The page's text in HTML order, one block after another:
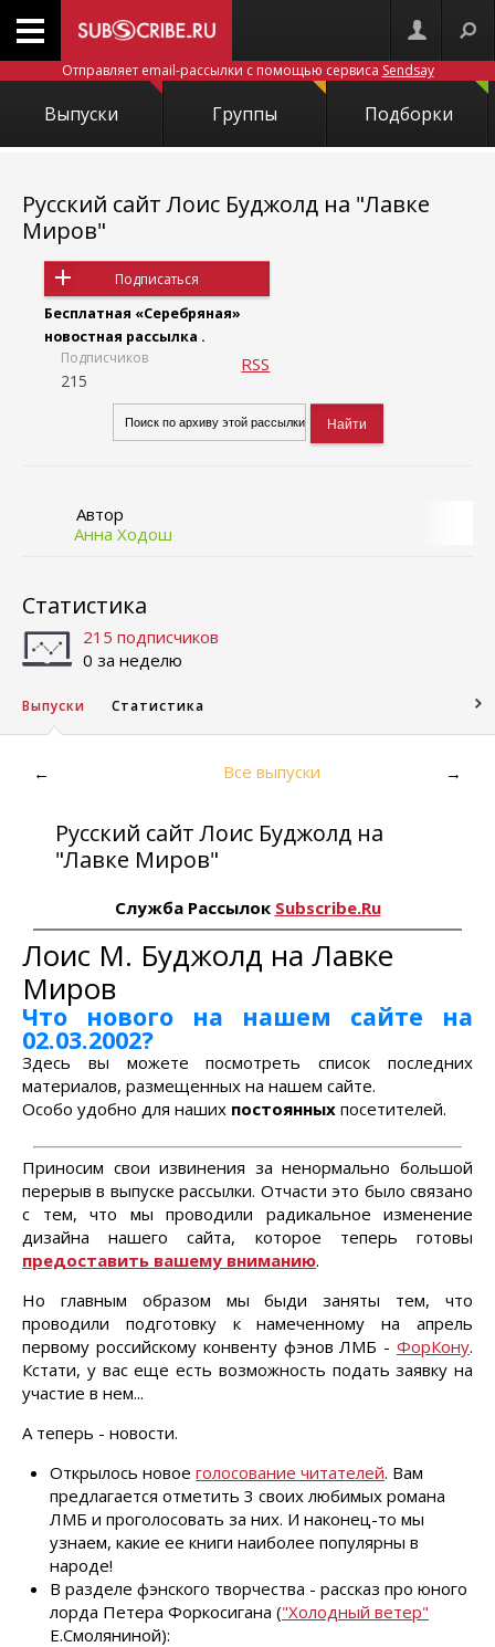
Отправляет email-рассылки с помощью сервиса Sendsay
Выпуски Группы Подборки
Русский сайт Лоис Буджолд на "Лавке
Миров"
Подписаться
Бесплатная «Серебряная»
новостная рассылка .
Подписчиков
215
RSS
Автор
Анна Ходош
Статистика
215 подписчиков
0 за неделю
Выпуски Статистика
← Все выпуски →
Русский сайт Лоис Буджолд на
"Лавке Миров"
Служба Рассылок Subscribe.Ru
Лоис М. Буджолд на Лавке
Миров
Что нового на нашем сайте на
02.03.2002?
Здесь вы можете посмотреть список последних
материалов, размещенных на нашем сайте.
Особо удобно для наших постоянных посетителей.
Приносим свои извинения за ненормально большой
перерыв в выпуске рассылки. Отчасти это было связано
с тем, что мы проводили радикальное изменение
дизайна нашего сайта, которое теперь готовы
предоставить вашему вниманию.
Но главным образом мы быди заняты тем, что
проводили подготовку к намеченному на апрель
первому российскому конвенту фэнов ЛМБ - ФорКону.
Кстати, у вас еще есть возможность подать заявку на
участие в нем...
А теперь - новости.
Открылось новое голосование читателей. Вам
предлагается отметить 3 своих любимых романа
ЛМБ и проголосовать за них. И наконец-то мы
узнаем, какие ее книги наиболее популярны в
народе!
В разделе фэнского творчества - рассказ про юного
лорда Петера Форкосигана ("Холодный ветер"
Е.Смоляниной):